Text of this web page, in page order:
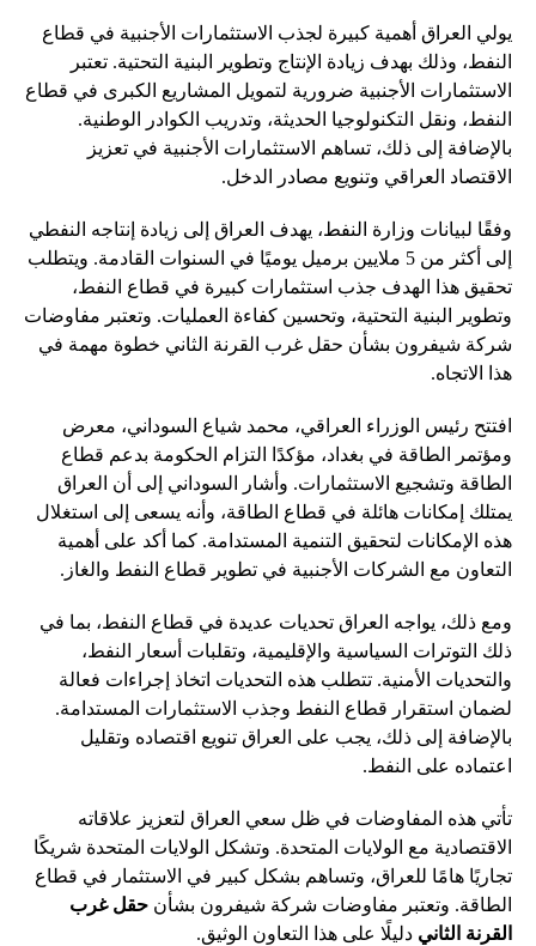
يولي العراق أهمية كبيرة لجذب الاستثمارات الأجنبية في قطاع
النفط، وذلك بهدف زيادة الإنتاج وتطوير البنية التحتية. تعتبر
الاستثمارات الأجنبية ضرورية لتمويل المشاريع الكبرى في قطاع
النفط، ونقل التكنولوجيا الحديثة، وتدريب الكوادر الوطنية.
بالإضافة إلى ذلك، تساهم الاستثمارات الأجنبية في تعزيز
الاقتصاد العراقي وتنويع مصادر الدخل.
وفقًا لبيانات وزارة النفط، يهدف العراق إلى زيادة إنتاجه النفطي
إلى أكثر من 5 ملايين برميل يوميًا في السنوات القادمة. ويتطلب
تحقيق هذا الهدف جذب استثمارات كبيرة في قطاع النفط،
وتطوير البنية التحتية، وتحسين كفاءة العمليات. وتعتبر مفاوضات
شركة شيفرون بشأن حقل غرب القرنة الثاني خطوة مهمة في
هذا الاتجاه.
افتتح رئيس الوزراء العراقي، محمد شياع السوداني، معرض
ومؤتمر الطاقة في بغداد، مؤكدًا التزام الحكومة بدعم قطاع
الطاقة وتشجيع الاستثمارات. وأشار السوداني إلى أن العراق
يمتلك إمكانات هائلة في قطاع الطاقة، وأنه يسعى إلى استغلال
هذه الإمكانات لتحقيق التنمية المستدامة. كما أكد على أهمية
التعاون مع الشركات الأجنبية في تطوير قطاع النفط والغاز.
ومع ذلك، يواجه العراق تحديات عديدة في قطاع النفط، بما في
ذلك التوترات السياسية والإقليمية، وتقلبات أسعار النفط،
والتحديات الأمنية. تتطلب هذه التحديات اتخاذ إجراءات فعالة
لضمان استقرار قطاع النفط وجذب الاستثمارات المستدامة.
بالإضافة إلى ذلك، يجب على العراق تنويع اقتصاده وتقليل
اعتماده على النفط.
تأتي هذه المفاوضات في ظل سعي العراق لتعزيز علاقاته
الاقتصادية مع الولايات المتحدة. وتشكل الولايات المتحدة شريكًا
تجاريًا هامًا للعراق، وتساهم بشكل كبير في الاستثمار في قطاع
الطاقة. وتعتبر مفاوضات شركة شيفرون بشأن حقل غرب
القرنة الثاني دليلًا على هذا التعاون الوثيق.